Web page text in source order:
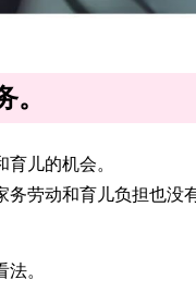
儿的机会。
劳动和育儿负担也没
。